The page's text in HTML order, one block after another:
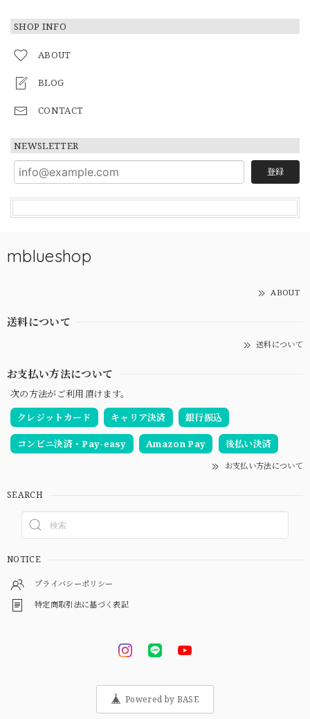
SHOP INFO
ABOUT
BLOG
CONTACT
NEWSLETTER
登録
mblueshop
ABOUT
送料について
送料について
お支払い方法について
次の方法がご利用頂けます。
クレジットカード
キャリア決済 銀行振込
コンビニ決済・Pay-easy Amazon Pay 後払い決済
お支払い方法について
SEARCH
NOTICE
プライバシーポリシー
特定商取引法に基づく表記
Powered by BASE